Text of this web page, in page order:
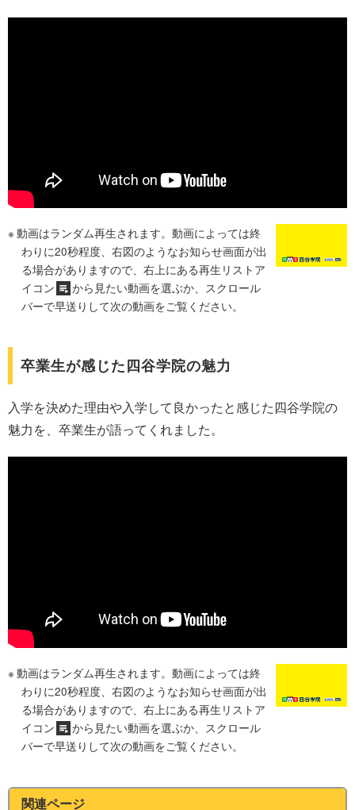
動画はランダム再生されます。動画によっては終
わりに20秒程度、右図のようなお知らせ画面が出
る場合がありますので、右上にある再生リストア
イコン
から見たい動画を選ぶか、スクロール
バーで早送りして次の動画をご覧ください。
卒業生が感じた四谷学院の魅力
入学を決めた理由や入学して良かったと感じた四谷学院の
魅力を、卒業生が語ってくれました。
動画はランダム再生されます。動画によっては終
わりに20秒程度、右図のようなお知らせ画面が出
る場合がありますので、右上にある再生リストア
イコン
から見たい動画を選ぶか、スクロール
バーで早送りして次の動画をご覧ください。
関連ページ